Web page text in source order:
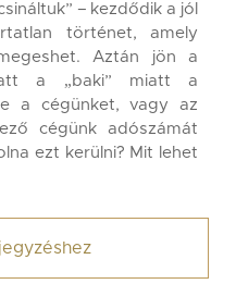
– kezdődik a jól
történet, amely
Aztán jön a
a „baki” miatt a
a cégünket, vagy az
cégünk adószámát
ezt kerülni? Mit lehet